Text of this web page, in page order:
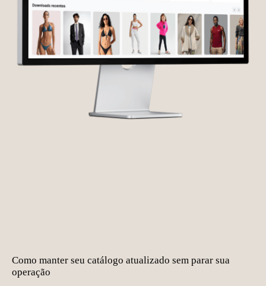
Como manter seu catálogo atualizado sem parar sua
operação